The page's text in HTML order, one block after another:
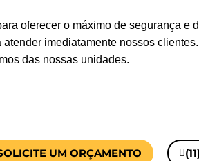
oferecer o máximo de segurança e
imediatamente nossos clientes.
das nossas unidades.
UM ORÇAMENTO